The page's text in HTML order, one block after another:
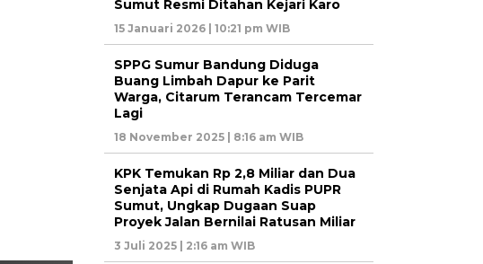
Sumut Resmi Ditahan Kejari Karo
15 Januari 2026 | 10:21 pm WIB
SPPG Sumur Bandung Diduga
Buang Limbah Dapur ke Parit
Warga, Citarum Terancam Tercemar
Lagi
18 November 2025 | 8:16 am WIB
KPK Temukan Rp 2,8 Miliar dan Dua
Senjata Api di Rumah Kadis PUPR
Sumut, Ungkap Dugaan Suap
Proyek Jalan Bernilai Ratusan Miliar
3 Juli 2025 | 2:16 am WIB